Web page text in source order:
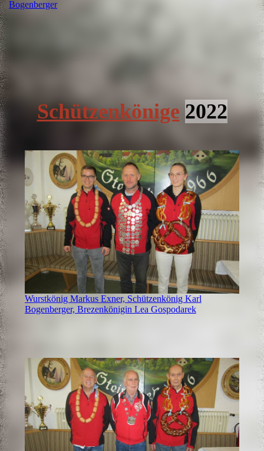
Bogenberger
Schützenkönige 2022
Wurstkönig Markus Exner, Schützenkönig Karl
Bogenberger, Brezenkönigin Lea Gospodarek